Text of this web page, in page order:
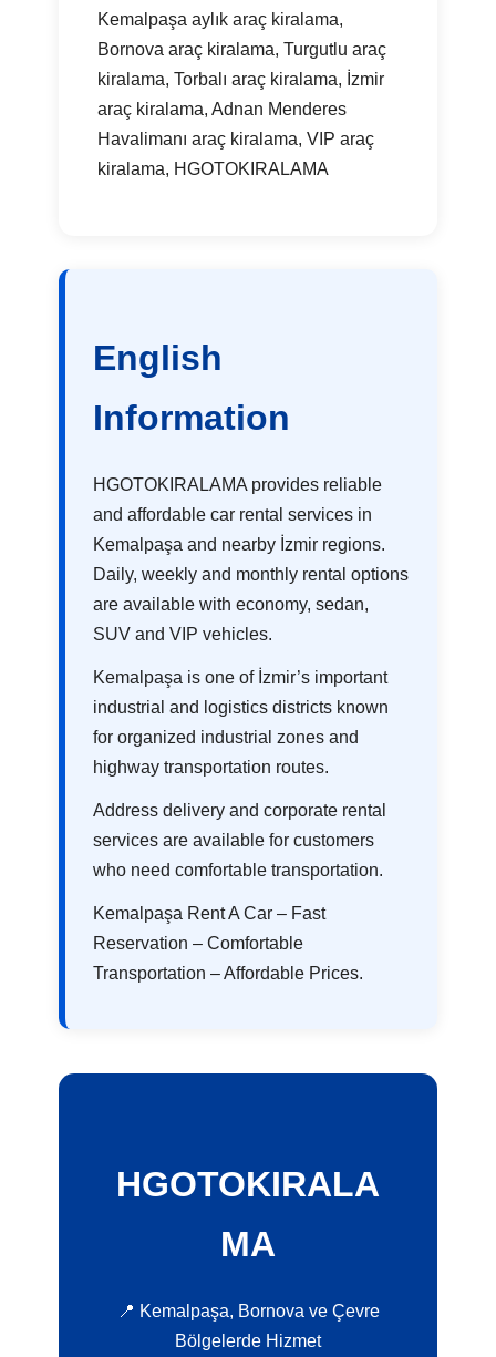
Kemalpaşa aylık araç kiralama,
Bornova araç kiralama, Turgutlu araç
kiralama, Torbalı araç kiralama, İzmir
araç kiralama, Adnan Menderes
Havalimanı araç kiralama, VIP araç
kiralama, HGOTOKIRALAMA
English
Information
HGOTOKIRALAMA provides reliable
and affordable car rental services in
Kemalpaşa and nearby İzmir regions.
Daily, weekly and monthly rental options
are available with economy, sedan,
SUV and VIP vehicles.
Kemalpaşa is one of İzmir’s important
industrial and logistics districts known
for organized industrial zones and
highway transportation routes.
Address delivery and corporate rental
services are available for customers
who need comfortable transportation.
Kemalpaşa Rent A Car – Fast
Reservation – Comfortable
Transportation – Affordable Prices.
HGOTOKIRALA
MA
📍 Kemalpaşa, Bornova ve Çevre
Bölgelerde Hizmet